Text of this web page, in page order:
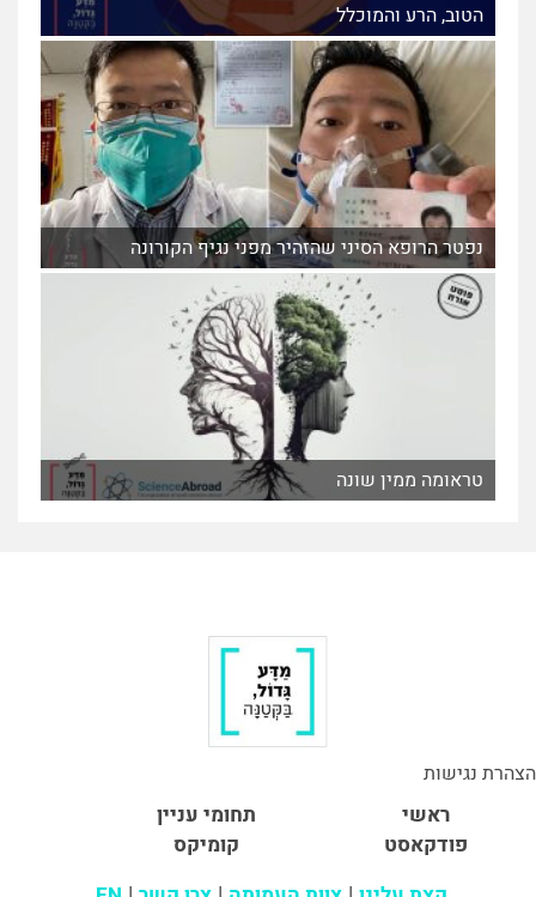
הטוב, הרע והמוכלל
נפטר הרופא הסיני שהזהיר מפני נגיף הקורונה
טראומה ממין שונה
הצהרת נגישות
ראשי
תחומי עניין
פודקאסט
קומיקס